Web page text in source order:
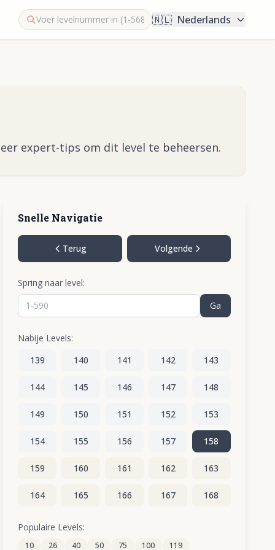
🇳🇱 Nederlands
expert-tips om dit level te beheersen.
Snelle Navigatie
Terug Volgende
Spring naar level:
Ga
Nabije Levels:
139
140 141 142 143
144 145 146 147 148
149 150 151 152 153
154 155 156 157 158
159 160 161 162 163
164 165 166 167 168
169 170
Populaire Levels:
10 26 40 50 75 100 119